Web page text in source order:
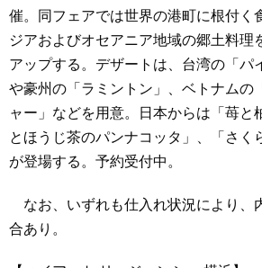
催。同フェアでは世界の港町に根付く
ジアおよびオセアニア地域の郷土料理
アップする。デザートは、台湾の「パ
や豪州の「ラミントン」、ベトナムの
ャー」などを用意。日本からは「苺と
とほうじ茶のパンナコッタ」、「さく
が登場する。予約受付中。
なお、いずれも仕入れ状況により、
合あり。